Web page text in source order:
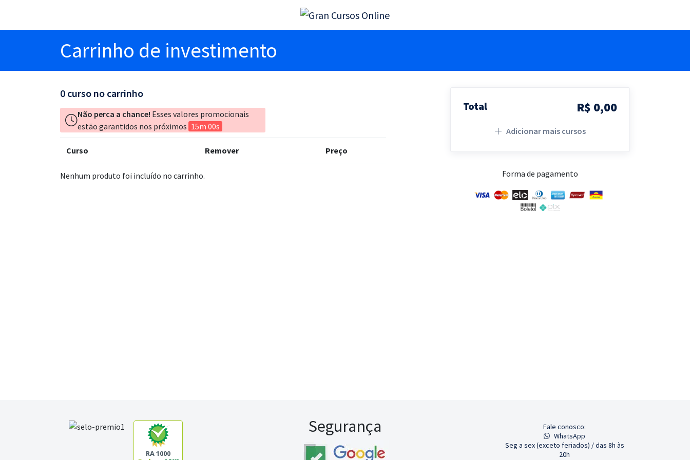
Carrinho de investimento
0 curso no carrinho
Não perca a chance! Esses valores promocionais
estão garantidos nos próximos 15m 00s
Curso Remover Preço
Nenhum produto foi incluído no carrinho.
Total R$ 0,00
Adicionar mais cursos
Forma de pagamento
RA 1000
Segurança
Fale conosco:
WhatsApp
Seg a sex (exceto feriados) / das 8h às
20h